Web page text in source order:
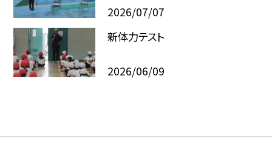
2026/07/07
新体力テスト
2026/06/09